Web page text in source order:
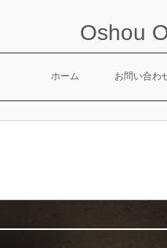
Oshou
ホーム お問い合わ